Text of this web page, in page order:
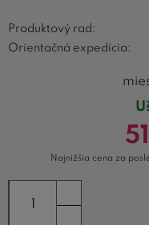
Produktový rad:
Orientačná expedícia:
Najnižšia cena za